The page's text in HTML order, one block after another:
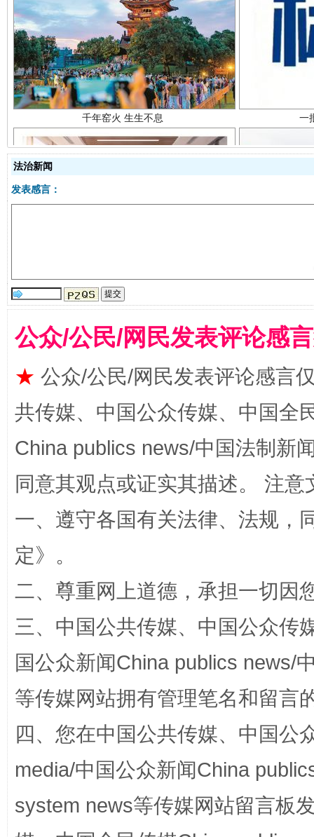
千年窑火 生生不息
受贿1.44亿！段成刚被判无期 从幼
全民健身五年计划来了！等你上场
阿坝州三大球赛在茂县开幕 规模
法治新闻
发表感言：
公众/公民/网民发表评论感
★ 公众/公民/网民发表评论感言
共传媒、中国公众传媒、中国全
China publics news/中国法制新
同意其观点或证实其描述。 注
一、遵守各国有关法律、法规，
定》。
二、尊重网上道德，承担一切因
三、中国公共传媒、中国公众传
国公众新闻China publics news/
等传媒网站拥有管理笔名和留言
四、您在中国公共传媒、中国公
media/中国公众新闻China
system news等传媒网站留言板